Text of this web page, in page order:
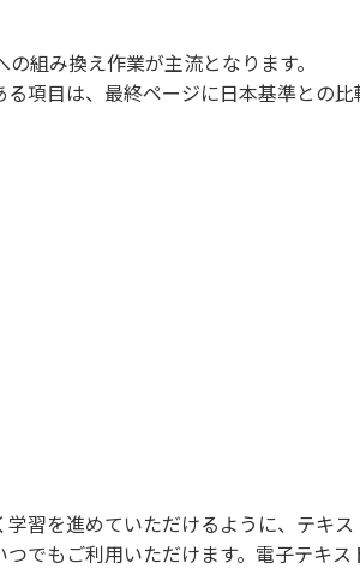
組み換え作業が主流となります。
項目は、最終ページに日本基準との
習を進めていただけるように、テキス
でもご利用いただけます。電子テキ